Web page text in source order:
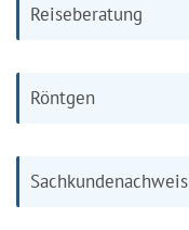
Reiseberatung
Röntgen
Sachkundenachweis